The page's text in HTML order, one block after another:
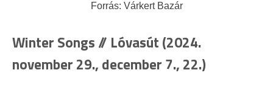
Forrás: Várkert Bazár
Winter Songs // Lóvasút (2024.
november 29., december 7., 22.)